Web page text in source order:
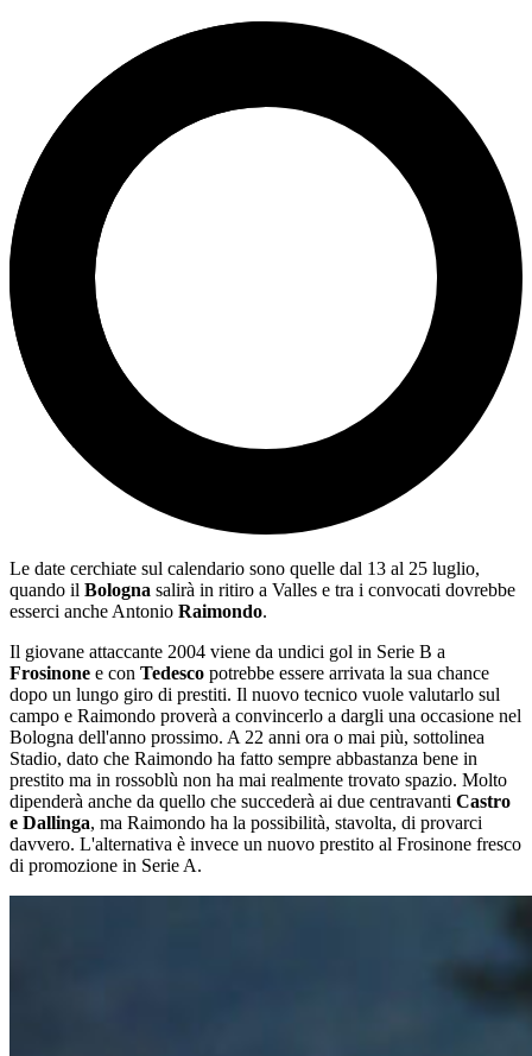
Le date cerchiate sul calendario sono quelle dal 13 al 25 luglio,
quando il Bologna salirà in ritiro a Valles e tra i convocati dovrebbe
esserci anche Antonio Raimondo.
Il giovane attaccante 2004 viene da undici gol in Serie B a
Frosinone e con Tedesco potrebbe essere arrivata la sua chance
dopo un lungo giro di prestiti. Il nuovo tecnico vuole valutarlo sul
campo e Raimondo proverà a convincerlo a dargli una occasione nel
Bologna dell'anno prossimo. A 22 anni ora o mai più, sottolinea
Stadio, dato che Raimondo ha fatto sempre abbastanza bene in
prestito ma in rossoblù non ha mai realmente trovato spazio. Molto
dipenderà anche da quello che succederà ai due centravanti Castro
e Dallinga, ma Raimondo ha la possibilità, stavolta, di provarci
davvero. L'alternativa è invece un nuovo prestito al Frosinone fresco
di promozione in Serie A.